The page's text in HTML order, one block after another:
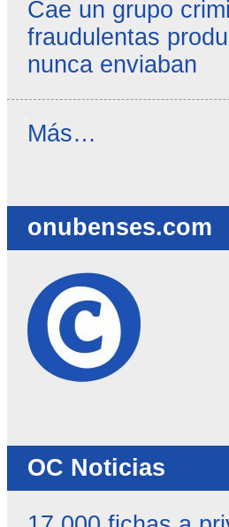
Cae un grupo
fraudulentas
nunca enviaban
Reseñas
Más…
onubenses.com
OC Noticias